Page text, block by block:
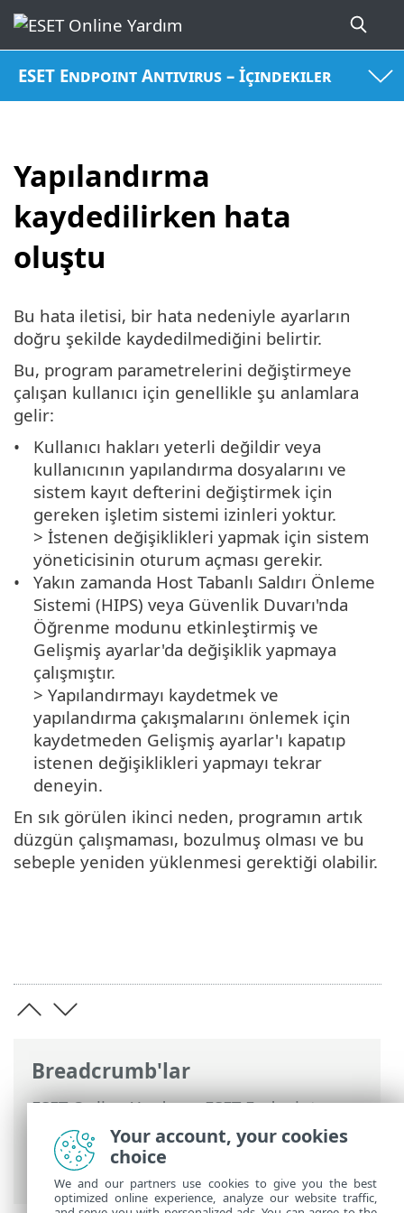
ESET Endpoint Antivirus – İçindekiler
Yapılandırma
kaydedilirken hata
oluştu
Breadcrumb'lar
ESET Online Yardım>ESET Endpoint
Antivirus
>Gelişmiş ayarlar> Gelişmiş
ayarlar'daki ayarları geri döndürme >
Yapılandırma kaydedilirken hata oluştu
Bu hata iletisi, bir hata nedeniyle ayarların
doğru şekilde kaydedilmediğini belirtir.
Bu, program parametrelerini değiştirmeye
çalışan kullanıcı için genellikle şu anlamlara
gelir:
Kullanıcı hakları yeterli değildir veya
kullanıcının yapılandırma dosyalarını ve
sistem kayıt defterini değiştirmek için
gereken işletim sistemi izinleri yoktur.
> İstenen değişiklikleri yapmak için sistem
yöneticisinin oturum açması gerekir.
Yakın zamanda Host Tabanlı Saldırı Önleme
Sistemi (HIPS) veya Güvenlik Duvarı'nda
Öğrenme modunu etkinleştirmiş ve
Gelişmiş ayarlar'da değişiklik yapmaya
çalışmıştır.
> Yapılandırmayı kaydetmek ve
yapılandırma çakışmalarını önlemek için
kaydetmeden Gelişmiş ayarlar'ı kapatıp
istenen değişiklikleri yapmayı tekrar
deneyin.
En sık görülen ikinci neden, programın artık
düzgün çalışmaması, bozulmuş olması ve bu
sebeple yeniden yüklenmesi gerektiği olabilir.
Your account, your cookies
choice
We and our partners use cookies to give you the best
optimized online experience, analyze our website traffic,